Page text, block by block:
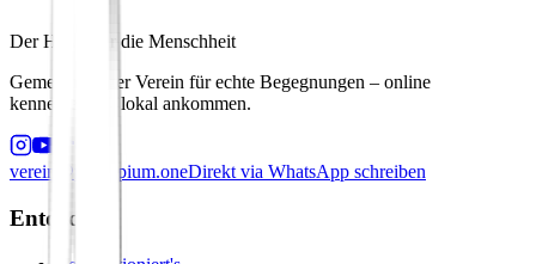
Der Hafen für die Menschheit
Gemeinnütziger Verein für echte Begegnungen – online
kennenlernen, lokal ankommen.
verein@principium.oneDirekt via WhatsApp schreiben
Entdecken